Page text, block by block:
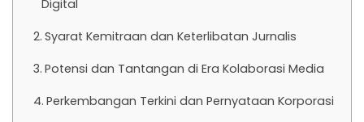
Digital
Syarat Kemitraan dan Keterlibatan Jurnalis
Potensi dan Tantangan di Era Kolaborasi Media
Perkembangan Terkini dan Pernyataan Korporasi